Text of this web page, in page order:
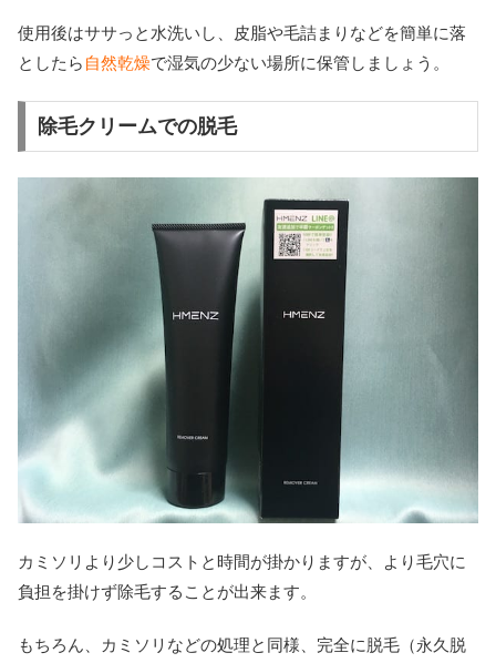
使用後はササっと水洗いし、皮脂や毛詰まりなどを簡単に落
としたら 自然乾燥で湿気の少ない場所に保管しましょう。
除毛クリームでの脱毛
カミソリより少しコストと時間が掛かりますが、より毛穴に
負担を掛けず除毛することが出来ます。
もちろん、カミソリなどの処理と同様、完全に脱毛（永久脱